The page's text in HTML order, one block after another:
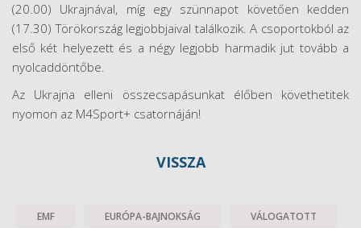
(20.00) Ukrajnával, míg egy szünnapot követően kedden
(17.30) Törökország legjobbjaival találkozik. A csoportokból az
első két helyezett és a négy legjobb harmadik jut tovább a
nyolcaddöntőbe.
Az Ukrajna elleni összecsapásunkat élőben követhetitek
nyomon az M4Sport+ csatornáján!
VISSZA
EMF EURÓPA-BAJNOKSÁG VÁLOGATOTT